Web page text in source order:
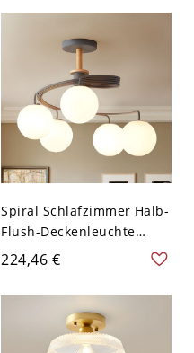
110V-120V 1 Schicht
Spiral Schlafzimmer Halb-
Flush-Deckenleuchte
Milchglas 5 Lichter
Macaron Flush Mount
Kronleuchter in Grau
224,46 €